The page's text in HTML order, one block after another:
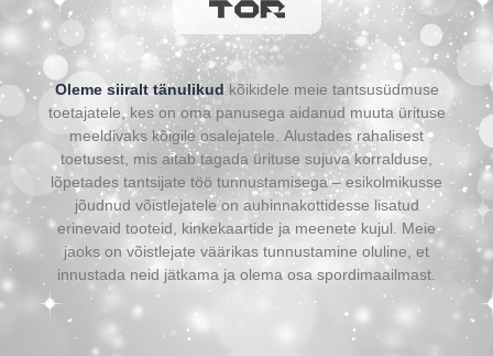
Oleme siiralt tänulikudkõikidele meie tantsusüdmuse
toetajatele, kes on oma panusega aidanud muuta ürituse
meeldivaks kõigile osalejatele. Alustades rahalisest
toetusest, mis aitab tagada ürituse sujuva korralduse,
lõpetades tantsijate töö tunnustamisega – esikolmikusse
jõudnud võistlejatele on auhinnakottidesse lisatud
erinevaid tooteid, kinkekaartide ja meenete kujul. Meie
jaoks on võistlejate väärikas tunnustamine oluline, et
innustada neid jätkama ja olema osa spordimaailmast.